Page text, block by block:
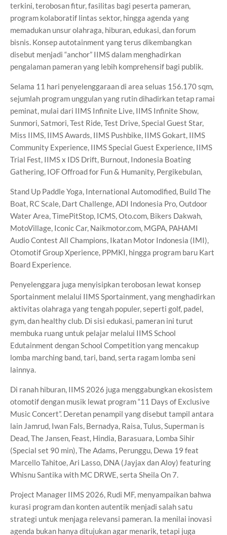
terkini, terobosan fitur, fasilitas bagi peserta pameran,
program kolaboratif lintas sektor, hingga agenda yang
memadukan unsur olahraga, hiburan, edukasi, dan forum
bisnis. Konsep autotainment yang terus dikembangkan
disebut menjadi “anchor” IIMS dalam menghadirkan
pengalaman pameran yang lebih komprehensif bagi publik.
Selama 11 hari penyelenggaraan di area seluas 156.170 sqm,
sejumlah program unggulan yang rutin dihadirkan tetap ramai
peminat, mulai dari IIMS Infinite Live, IIMS Infinite Show,
Sunmori, Satmori, Test Ride, Test Drive, Special Guest Star,
Miss IIMS, IIMS Awards, IIMS Pushbike, IIMS Gokart, IIMS
Community Experience, IIMS Special Guest Experience, IIMS
Trial Fest, IIMS x IDS Drift, Burnout, Indonesia Boating
Gathering, IOF Offroad for Fun & Humanity, Pergikebulan,
Stand Up Paddle Yoga, International Automodified, Build The
Boat, RC Scale, Dart Challenge, ADI Indonesia Pro, Outdoor
Water Area, TimePitStop, ICMS, Oto.com, Bikers Dakwah,
MotoVillage, Iconic Car, Naikmotor.com, MGPA, PAHAMI
Audio Contest All Champions, Ikatan Motor Indonesia (IMI),
Otomotif Group Xperience, PPMKI, hingga program baru Kart
Board Experience.
Penyelenggara juga menyisipkan terobosan lewat konsep
Sportainment melalui IIMS Sportainment, yang menghadirkan
aktivitas olahraga yang tengah populer, seperti golf, padel,
gym, dan healthy club. Di sisi edukasi, pameran ini turut
membuka ruang untuk pelajar melalui IIMS School
Edutainment dengan School Competition yang mencakup
lomba marching band, tari, band, serta ragam lomba seni
lainnya.
Di ranah hiburan, IIMS 2026 juga menggabungkan ekosistem
otomotif dengan musik lewat program “11 Days of Exclusive
Music Concert”. Deretan penampil yang disebut tampil antara
lain Jamrud, Iwan Fals, Bernadya, Raisa, Tulus, Superman is
Dead, The Jansen, Feast, Hindia, Barasuara, Lomba Sihir
(Special set 90 min), The Adams, Perunggu, Dewa 19 feat
Marcello Tahitoe, Ari Lasso, DNA (Jayjax dan Aloy) featuring
Whisnu Santika with MC DRWE, serta Sheila On 7.
Project Manager IIMS 2026, Rudi MF, menyampaikan bahwa
kurasi program dan konten autentik menjadi salah satu
strategi untuk menjaga relevansi pameran. Ia menilai inovasi
agenda bukan hanya ditujukan agar menarik, tetapi juga